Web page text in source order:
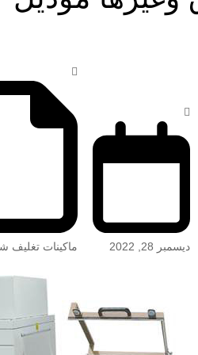
ديسمبر 28, 2022 ماكينات تغليف